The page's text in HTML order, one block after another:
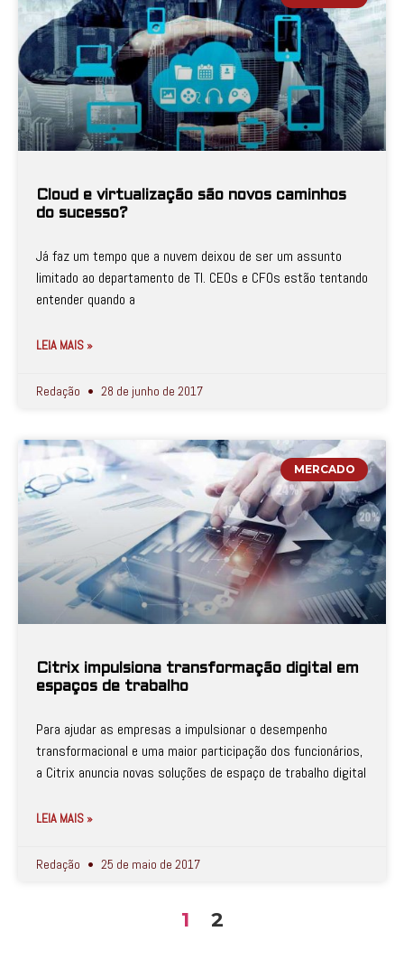
Cloud e virtualização são novos caminhos
do sucesso?
Já faz um tempo que a nuvem deixou de ser um assunto
limitado ao departamento de TI. CEOs e CFOs estão tentando
entender quando a
LEIA MAIS »
Redação 28 de junho de 2017
MERCADO
Citrix impulsiona transformação digital em
espaços de trabalho
Para ajudar as empresas a impulsionar o desempenho
transformacional e uma maior participação dos funcionários,
a Citrix anuncia novas soluções de espaço de trabalho digital
LEIA MAIS »
Redação 25 de maio de 2017
1 2